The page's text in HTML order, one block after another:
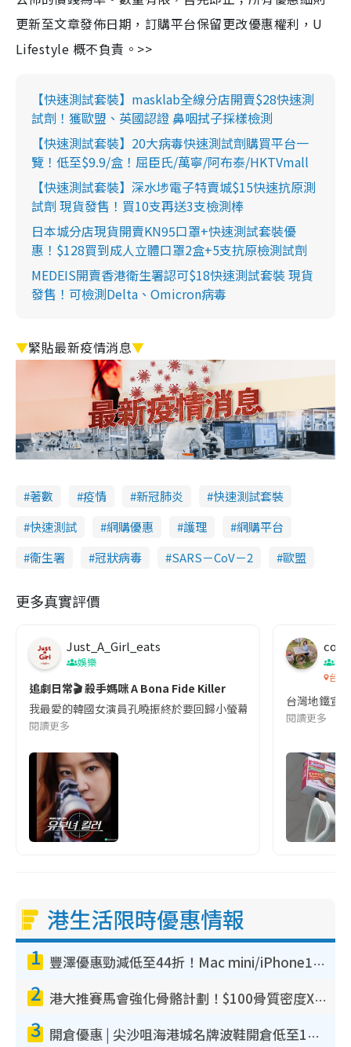
更新至文章發佈日期，訂購平台保留更改優惠權利，U
Lifestyle 概不負責。>>
【快速測試套裝】masklab全線分店開賣$28快速測
試劑！獲歐盟、英國認證 鼻咽拭子採樣檢測
【快速測試套裝】20大病毒快速測試劑購買平台一
覽！低至$9.9/盒！屈臣氏/萬寧/阿布泰/HKTVmall
【快速測試套裝】深水埗電子特賣城$15快速抗原測
試劑 現貨發售！買10支再送3支檢測棒
日本城分店現貨開賣KN95口罩+快速測試套裝優
惠！$128買到成人立體口罩2盒+5支抗原檢測試劑
MEDEIS開賣香港衛生署認可$18快速測試套裝 現貨
發售！可檢測Delta、Omicron病毒
▼緊貼最新疫情消息▼
著數 疫情 新冠肺炎
快速測試套裝
快速測試
網購優惠 護理
網購平台
衞生署
冠狀病毒 SARS－CoV－2 歐盟
更多真實評價
Just_A_Girl_eats
娛樂
追劇日常🎬 殺手媽咪 A Bona Fide Killer
我最愛的韓國女演員孔曉振終於要回歸小螢幕啦!這次的劇本改編
閱讀更多
co
吹
台灣
台灣地鐵宣
閱讀更多
港生活限時優惠情報
1 豐澤優惠勁減低至44折！Mac mini/iPhone17Pro大減價！廚房家電$220起
2 港大推賽馬會強化骨骼計劃！$100骨質密度X光檢查 完成免費運動訓練送超市禮券！附參加資格
3 開倉優惠 | 尖沙咀海港城名牌波鞋開倉低至1折！On鞋$899起／Joy&Peace鞋履$98起